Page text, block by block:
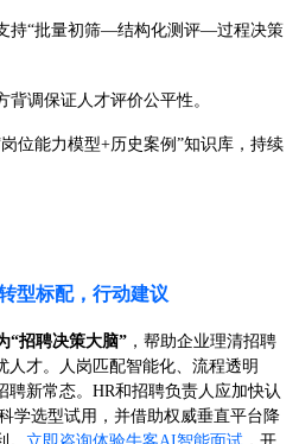
持“批量初筛—结构化测评—过程决策
调保证人才评价公平性。
位能力模型+历史案例”知识库，持续
型标配，行动建议
“招聘决策大脑” ，帮助企业理清招聘
人才。人岗匹配智能化、流程透明
新常态。HR和招聘负责人应加快认
学选型试用，并借助权威垂直平台降